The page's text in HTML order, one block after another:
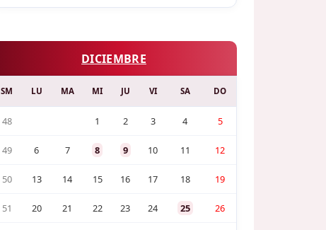
DICIEMBRE
SM LU MA MI JU VI SA DO
48 1 2 3 4 5
49 6 7 8 9 10 11 12
50 13 14 15 16 17 18 19
51 20 21 22 23 24 25 26